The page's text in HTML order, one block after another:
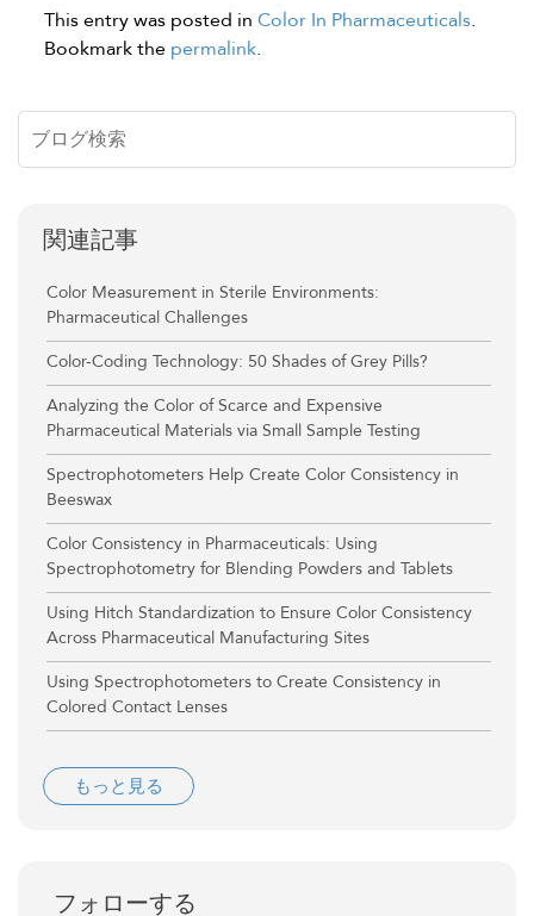
This entry was posted in Color In Pharmaceuticals.
Bookmark the permalink.
関連記事
Color Measurement in Sterile Environments:
Pharmaceutical Challenges
Color-Coding Technology: 50 Shades of Grey Pills?
Analyzing the Color of Scarce and Expensive
Pharmaceutical Materials via Small Sample Testing
Spectrophotometers Help Create Color Consistency in
Beeswax
Color Consistency in Pharmaceuticals: Using
Spectrophotometry for Blending Powders and Tablets
Using Hitch Standardization to Ensure Color Consistency
Across Pharmaceutical Manufacturing Sites
Using Spectrophotometers to Create Consistency in
Colored Contact Lenses
もっと見る
フォローする